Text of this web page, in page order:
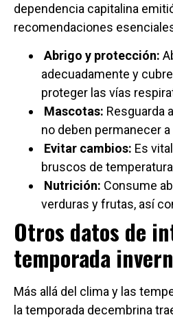
dependencia capitalina
recomendaciones
Abrigo y protección:
adecuadamente y
proteger las vías
Mascotas: Resguarda
no deben permanecer
Evitar cambios: Es
bruscos de
Nutrición: Consume
verduras y frutas, así
Otros datos de
temporada
Más allá del clima y las
la temporada decembrina